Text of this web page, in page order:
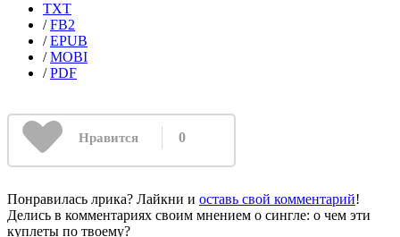
TXT
/FB2
/EPUB
/MOBI
/PDF
Нравится 0
Понравилась лрика? Лайкни и оставь свой комментарий!
Делись в комментариях своим мнением о сингле: о чем эти
куплеты по твоему?